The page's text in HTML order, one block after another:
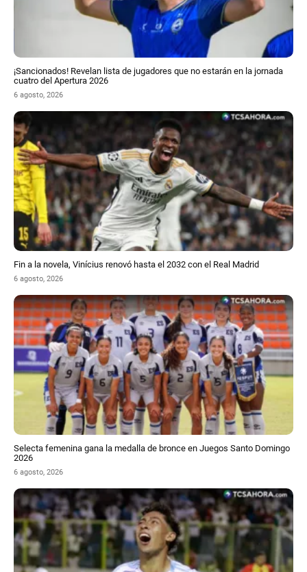
¡Sancionados! Revelan lista de jugadores que no estarán en la jornada
cuatro del Apertura 2026
6 agosto, 2026
Fin a la novela, Vinícius renovó hasta el 2032 con el Real Madrid
6 agosto, 2026
Selecta femenina gana la medalla de bronce en Juegos Santo Domingo
2026
6 agosto, 2026